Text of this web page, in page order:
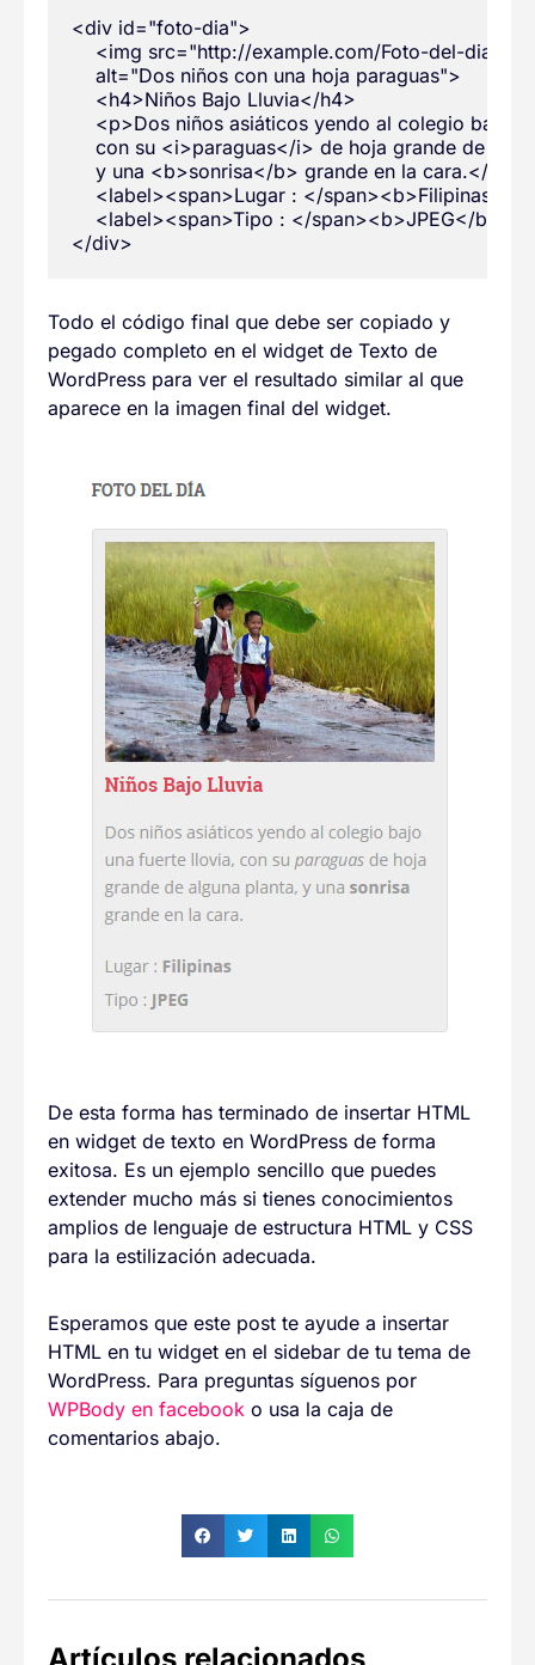
<div id="foto-dia">
    <img src="http://example.com/Foto-del-dia.jpg"
    alt="Dos niños con una hoja paraguas">
    <h4>Niños Bajo Lluvia</h4>
<p>Dos niños asiáticos yendo al colegio bajo
con su <i>paraguas</i> de hoja grande de
    y una <b>sonrisa</b> grande en la cara.</p>
<label><span>Lugar : </span><b>Filipinas</
<label><span>Tipo : </span><b>JPEG</b></
Todo el código final que debe ser copiado y
pegado completo en el widget de Texto de
WordPress para ver el resultado similar al que
aparece en la imagen final del widget.
De esta forma has terminado de insertar HTML
en widget de texto en WordPress de forma
exitosa. Es un ejemplo sencillo que puedes
extender mucho más si tienes conocimientos
amplios de lenguaje de estructura HTML y CSS
para la estilización adecuada.
Esperamos que este post te ayude a insertar
HTML en tu widget en el sidebar de tu tema de
WordPress. Para preguntas síguenos por
WPBody en facebook o usa la caja de
comentarios abajo.